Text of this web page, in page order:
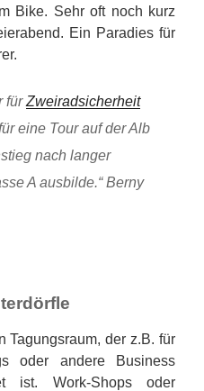
Bike. Sehr oft noch kurz
Ein Paradies für
fürZweiradsicherheit
eine Tour auf der Alb
nach langer
A ausbilde.“ Berny
Tagungsraum, der z.B. für
oder andere Business
ist. Work-Shops oder